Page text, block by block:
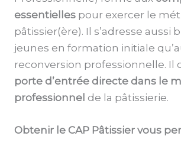
essentielles pour exercer le
pâtissier(ère). Il s’adresse aussi
jeunes en formation initiale
reconversion professionnelle. Il
porte d’entrée directe dans le
professionnel de la pâtissierie.
Obtenir le CAP Pâtissier vous